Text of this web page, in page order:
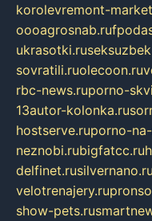
korolevremont-
oooagrosnab.ru
ukrasotki.ru
sovratili.ruolecoon.ru
rbc-news.ruporno-
13autor-kolonka.ru
hostserve.ruporno-
neznobi.rubigfatcc.ru
delfinet.rusilvernano.ru
velotrenajery.ru
show-pets.ru